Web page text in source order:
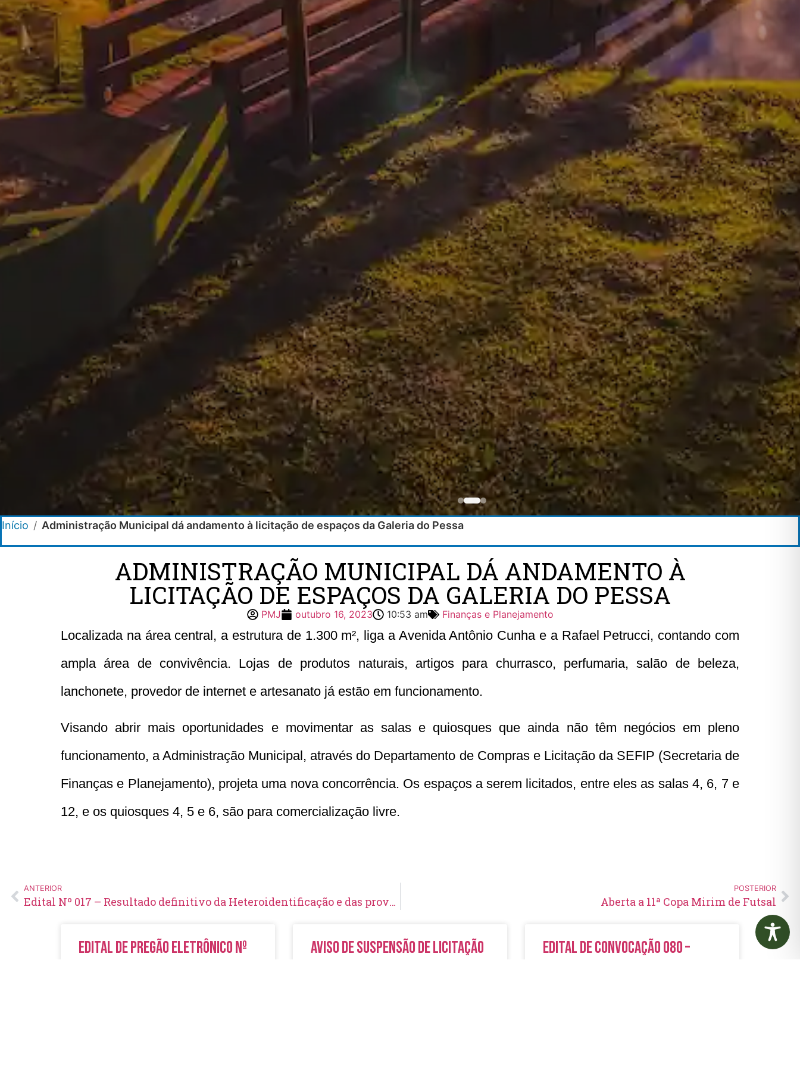
Início / Administração Municipal dá andamento à licitação de espaços da Galeria do Pessa
ADMINISTRAÇÃO MUNICIPAL DÁ ANDAMENTO À
LICITAÇÃO DE ESPAÇOS DA GALERIA DO PESSA
PMJ outubro 16, 2023 10:53 am Finanças e Planejamento
Localizada na área central, a estrutura de 1.300 m², liga a Avenida Antônio Cunha e a Rafael Petrucci, contando com
ampla área de convivência. Lojas de produtos naturais, artigos para churrasco, perfumaria, salão de beleza,
lanchonete, provedor de internet e artesanato já estão em funcionamento.
Visando abrir mais oportunidades e movimentar as salas e quiosques que ainda não têm negócios em pleno
funcionamento, a Administração Municipal, através do Departamento de Compras e Licitação da SEFIP (Secretaria de
Finanças e Planejamento), projeta uma nova concorrência. Os espaços a serem licitados, entre eles as salas 4, 6, 7 e
12, e os quiosques 4, 5 e 6, são para comercialização livre.
ANTERIOR
Edital Nº 017 – Resultado definitivo da Heteroidentificação e das provas práticas, de títulos e aptidão física e convocação para a avaliação psicológica e investigação social
POSTERIOR
Aberta a 11ª Copa Mirim de Futsal
Edital de Pregão Eletrônico Nº
Aviso de Suspensão de Licitação
Edital de Convocação 080 –